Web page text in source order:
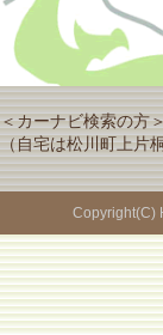
＜カーナビ検索の
（自宅は松川町上片
Copyright(C)